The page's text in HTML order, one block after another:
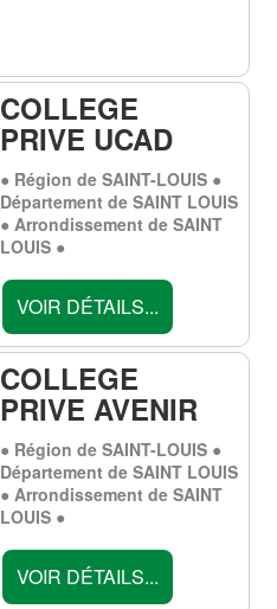
COLLEGE
PRIVE UCAD
● Région de SAINT-LOUIS ●
Département de SAINT LOUIS
● Arrondissement de SAINT
LOUIS ●
VOIR DÉTAILS...
COLLEGE
PRIVE AVENIR
● Région de SAINT-LOUIS ●
Département de SAINT LOUIS
● Arrondissement de SAINT
LOUIS ●
VOIR DÉTAILS...